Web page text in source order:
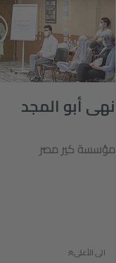
نهى أبو المجد
مؤسسة كير مصر
الى الأعلى